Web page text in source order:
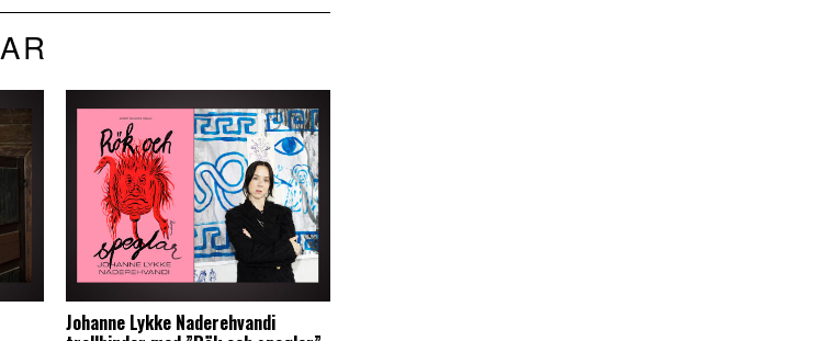
Johanne Lykke Naderehvandi